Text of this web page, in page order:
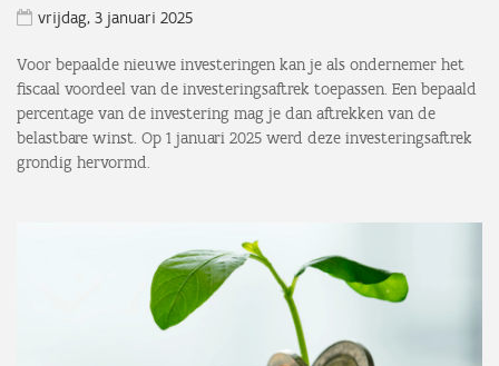
vrijdag, 3 januari 2025
Voor bepaalde nieuwe investeringen kan je als ondernemer het
fiscaal voordeel van de investeringsaftrek toepassen. Een bepaald
percentage van de investering mag je dan aftrekken van de
belastbare winst. Op 1 januari 2025 werd deze investeringsaftrek
grondig hervormd.